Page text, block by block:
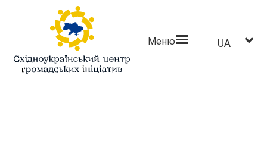
Меню UA